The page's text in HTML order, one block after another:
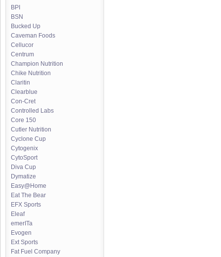
BPI
BSN
Bucked Up
Caveman Foods
Cellucor
Centrum
Champion Nutrition
Chike Nutrition
Claritin
Clearblue
Con-Cret
Controlled Labs
Core 150
Cutler Nutrition
Cyclone Cup
Cytogenix
CytoSport
Diva Cup
Dymatize
Easy@Home
Eat The Bear
EFX Sports
Eleaf
emerITa
Evogen
Ext Sports
Fat Fuel Company